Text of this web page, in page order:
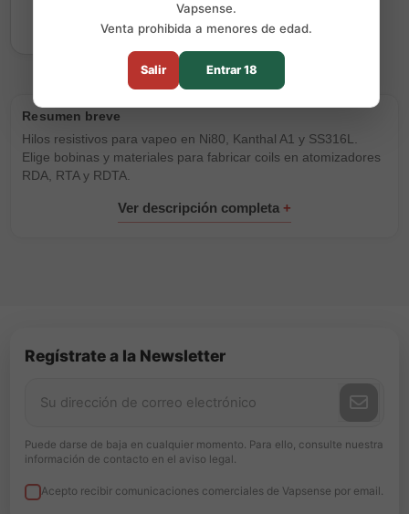
Comprar
Hilos resistivos para vapeo en Ni80, Kanthal A1 y SS316L.
Elige bobinas y materiales para fabricar coils en atomizadores
RDA, RTA y RDTA.
Regístrate a la Newsletter
Puede darse de baja en cualquier momento. Para ello, consulte nuestra
información de contacto en el aviso legal.
Acepto recibir comunicaciones comerciales de Vapsense por email.
Vapsense.
Venta prohibida a menores de edad.
Salir Entrar 18